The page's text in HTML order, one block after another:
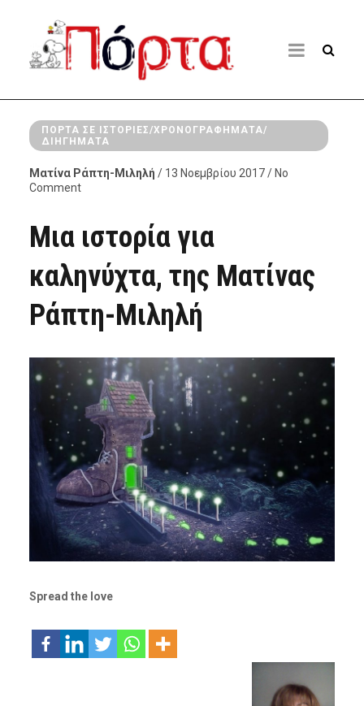
ΠΌΡΤΑ ΣΕ ΙΣΤΟΡΊΕΣ/ΧΡΟΝΟΓΡΑΦΉΜΑΤΑ/
ΔΙΗΓΉΜΑΤΑ
Ματίνα Ράπτη-Μιληλή / 13 Νοεμβρίου 2017 / No
Comment
Μια ιστορία για
καληνύχτα, της Ματίνας
Ράπτη-Μιληλή
Spread the love